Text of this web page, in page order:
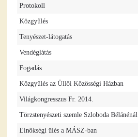
Protokoll
Közgyűlés
Tenyészet-látogatás
Vendéglátás
Fogadás
Közgyűlés az Üllői Közösségi Házban
Világkongresszus Fr. 2014.
Törzstenyészeti szemle Szloboda Bélánénál
Elnökségi ülés a MÁSZ-ban